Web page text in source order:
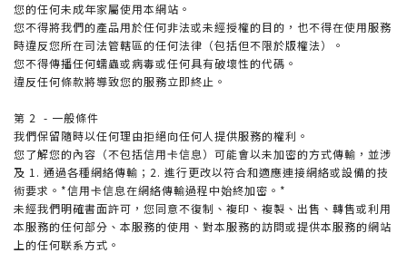
您的任何未成年家屬使用本網站。
您不得將我們的產品用於任何非法或未經授權的目的，也不得在使用服務
時違反您所在司法管轄區的任何法律（包括但不限於版權法）。
您不得傳播任何蠕蟲或病毒或任何具有破壞性的代碼。
違反任何條款將導致您的服務立即終止。
第 2 - 一般條件
我們保留隨時以任何理由拒絕向任何人提供服務的權利。
您了解您的內容（不包括信用卡信息）可能會以未加密的方式傳輸，並涉
及 1. 通過各種網絡傳輸；2. 進行更改以符合和適應連接網絡或設備的技
術要求。*信用卡信息在網絡傳輸過程中始終加密。*
未經我們明確書面許可，您同意不復制、複印、複製、出售、轉售或利用
本服務的任何部分、本服務的使用、對本服務的訪問或提供本服務的網站
上的任何联系方式。